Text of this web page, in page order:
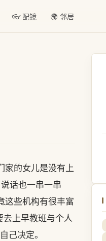
👓 配镜 🌍 邻居
家的女儿是没有上
话也一串一串
这些机构有很丰富
上早教班与个人
己决定。